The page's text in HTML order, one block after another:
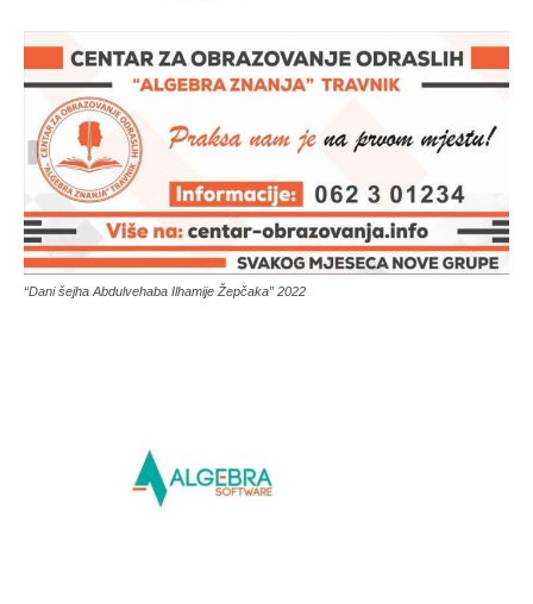
“Dani šejha Abdulvehaba Ilhamije Žepčaka” 2022